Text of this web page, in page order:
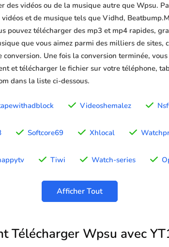
des vidéos ou de la musique autre que Wpsu.
et de musique tels que Vidhd,
pouvez télécharger des mp3 et mp4 rapides,
que vous aimez parmi des milliers de
Une fois la conversion terminée,
et télécharger le fichier sur votre téléphone,
dans la liste ci-dessous.
Videoshemalez
Softcore69 Xhlocal
Tiwi Watch-series
Afficher Tout
Télécharger Wpsu avec